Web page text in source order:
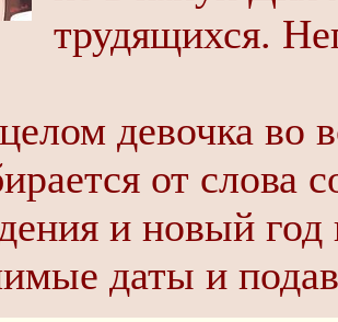
трудящихся.
девочка во
от слова
и новый год
даты и